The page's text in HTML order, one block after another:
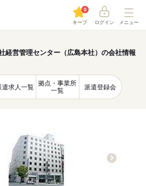
キープ
0
ログイン メニュー
経営管理センター（広島本社）の会社情報
遣求人一覧
拠点・事業所
一覧
派遣登録会